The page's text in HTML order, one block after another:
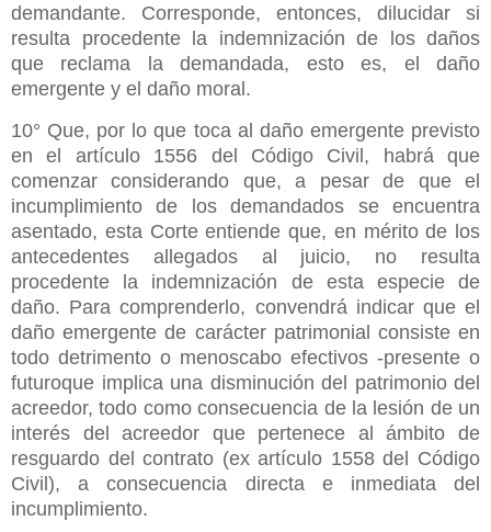
demandante. Corresponde, entonces, dilucidar si
resulta procedente la indemnización de los daños
que reclama la demandada, esto es, el daño
emergente y el daño moral.
10° Que, por lo que toca al daño emergente previsto
en el artículo 1556 del Código Civil, habrá que
comenzar considerando que, a pesar de que el
incumplimiento de los demandados se encuentra
asentado, esta Corte entiende que, en mérito de los
antecedentes allegados al juicio, no resulta
procedente la indemnización de esta especie de
daño. Para comprenderlo, convendrá indicar que el
daño emergente de carácter patrimonial consiste en
todo detrimento o menoscabo efectivos -presente o
futuroque implica una disminución del patrimonio del
acreedor, todo como consecuencia de la lesión de un
interés del acreedor que pertenece al ámbito de
resguardo del contrato (ex artículo 1558 del Código
Civil), a consecuencia directa e inmediata del
incumplimiento.